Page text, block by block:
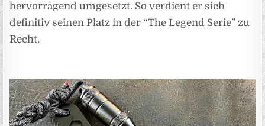
hervorragend umgesetzt. So verdient er sich
definitiv seinen Platz in der “The Legend Serie” zu
Recht.